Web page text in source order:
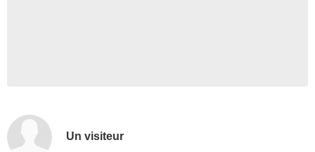
Un visiteur